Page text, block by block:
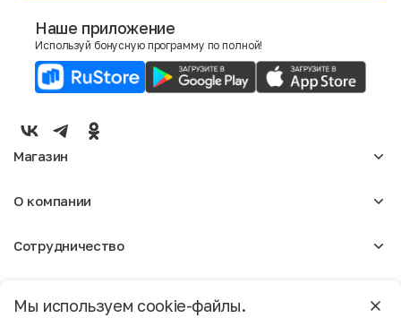
E-mail
Мужской
Мы используем cookie-файлы.
Москва
Наше приложение
Используй бонусную программу по полной!
Магазин
Мужское
О компании
Отзывы
Магазины
Сотрудничество
Реклама